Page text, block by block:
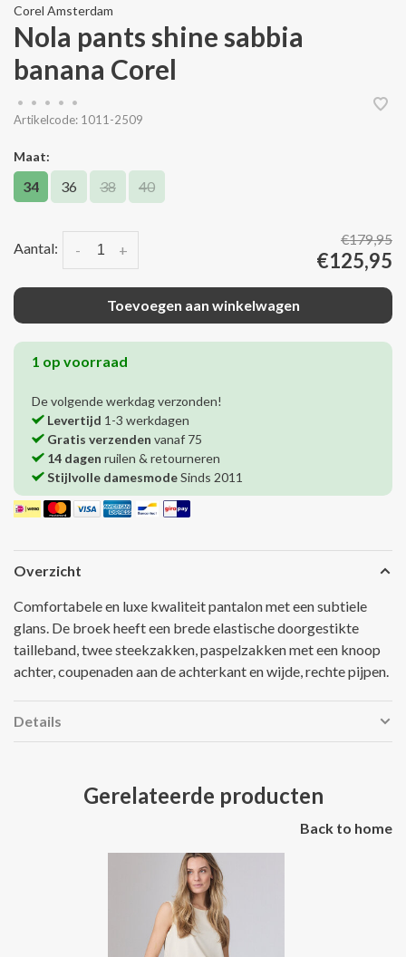
Corel Amsterdam
Nola pants shine sabbia
banana Corel
• • • •
•
Artikelcode: 1011-2509
Maat:
34 36 38 40
Aantal: +
-
€179,95
€125,95
Toevoegen aan winkelwagen
1 op voorraad
De volgende werkdag verzonden!
Levertijd 1-3 werkdagen
Gratis verzenden vanaf 75
14 dagen ruilen & retourneren
Stijlvolle damesmodeSinds 2011
Overzicht
Comfortabele en luxe kwaliteit pantalon met een subtiele
glans. De broek heeft een brede elastische doorgestikte
tailleband, twee steekzakken, paspelzakken met een knoop
achter, coupenaden aan de achterkant en wijde, rechte pijpen.
Details
Gerelateerde producten
Back to home